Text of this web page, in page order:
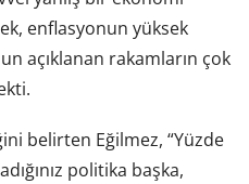
enflasyonun yüksek
açıklanan rakamların çok
belirten Eğilmez, “Yüzde
politika başka,